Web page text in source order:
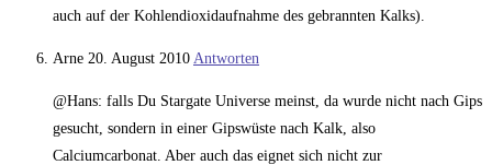
auch auf der Kohlendioxidaufnahme des gebrannten Kalks).
Arne 20. August 2010 Antworten
@Hans: falls Du Stargate Universe meinst, da wurde nicht nach Gips
gesucht, sondern in einer Gipswüste nach Kalk, also
Calciumcarbonat. Aber auch das eignet sich nicht zur